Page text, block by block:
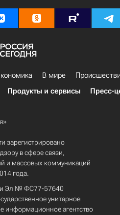
В мире
Продукты и сервисы Пресс-
зарегистрировано
в сфере связи,
и массовых коммуникаций
года.
Эл № ФС77-57640
унитарное
информационное агентство